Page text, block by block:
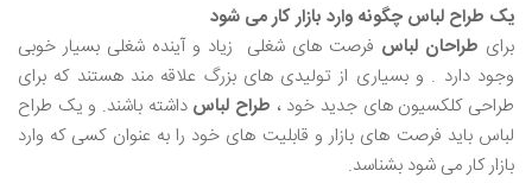
یک طراح لباس چگونه وارد بازار کار می شود
برای طراحان لباس فرصت های شغلی زیاد و آینده شغلی بسیار خوبی
وجود دارد . و بسیاری از تولیدی های بزرگ علاقه مند هستند که برای
طراحی کلکسیون های جدید خود ، طراح لباس داشته باشند. و یک طراح
لباس باید فرصت های بازار و قابلیت های خود را به عنوان کسی که وارد
بازار کار می شود بشناسد.